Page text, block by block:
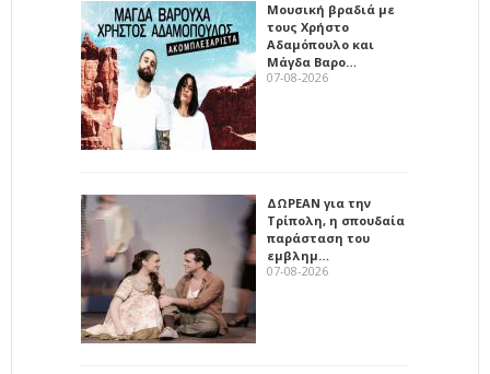
Μουσική βραδιά με
τους Χρήστο
Αδαμόπουλο και
Μάγδα Βαρο…
07-08-2026
ΔΩΡΕΑΝ για την
Τρίπολη, η σπουδαία
παράσταση του
εμβλημ…
07-08-2026